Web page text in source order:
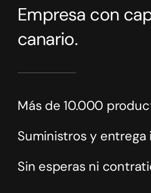
Empresa con
canario.
Más de 10.000
Suministros y entrega
Sin esperas ni